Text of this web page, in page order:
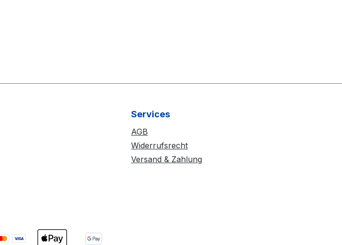
Services
AGB
Widerrufsrecht
Versand & Zahlung